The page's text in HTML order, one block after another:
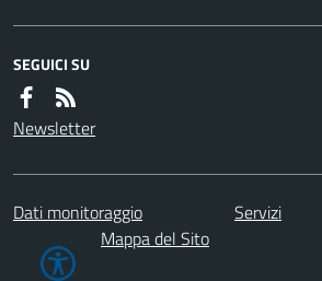
SEGUICI SU
Newsletter
Dati monitoraggio Servizi
Mappa del Sito